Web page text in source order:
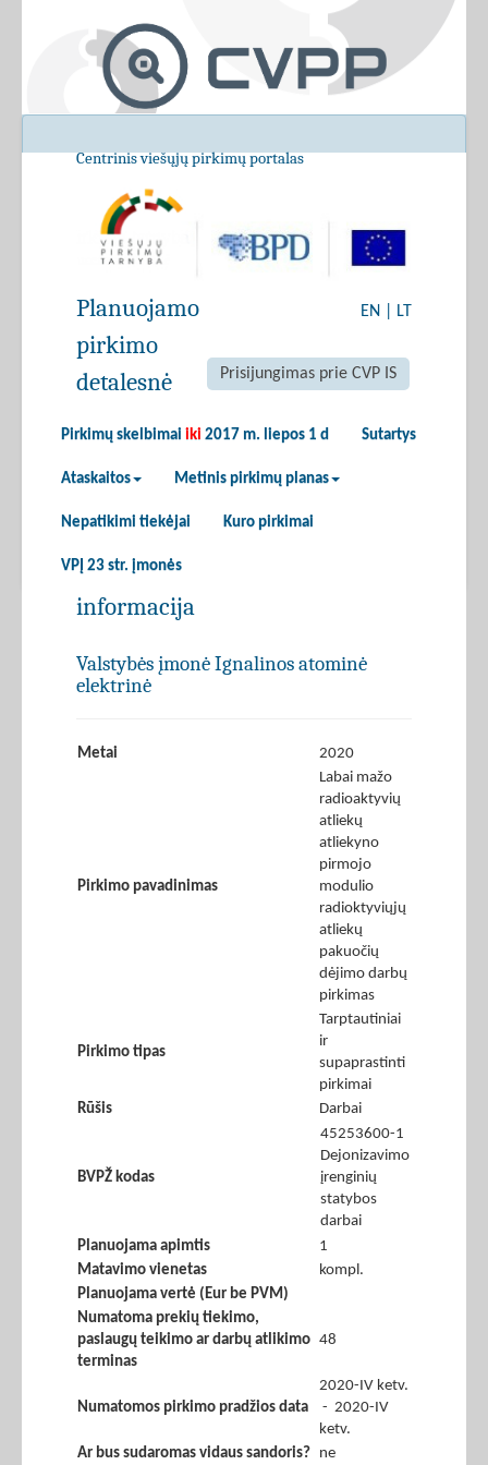
Centrinis viešųjų pirkimų portalas
EN LT
Prisijungimas prie CVP IS
Pirkimų skelbimai iki 2017 m. liepos 1 d Sutartys
Ataskaitos Metinis pirkimų planas
Nepatikimi tiekėjai Kuro pirkimai
VPĮ 23 str. įmonės
Planuojamo
pirkimo
detalesnė
informacija
Valstybės įmonė Ignalinos atominė
elektrinė
Metai 2020
Pirkimo pavadinimas
Labai mažo
radioaktyvių
atliekų
atliekyno
pirmojo
modulio
radioktyviųjų
atliekų
pakuočių
dėjimo darbų
pirkimas
Pirkimo tipas
Tarptautiniai
ir
supaprastinti
pirkimai
Rūšis
Darbai
BVPŽ kodas
45253600-1
Dejonizavimo
įrenginių
statybos
darbai
Planuojama apimtis
1
Matavimo vienetas
kompl.
Planuojama vertė (Eur be PVM)
Numatoma prekių tiekimo,
paslaugų teikimo ar darbų atlikimo
terminas
48
Numatomos pirkimo pradžios data
2020-IV ketv.
- 2020-IV
ketv.
Ar bus sudaromas vidaus sandoris? ne